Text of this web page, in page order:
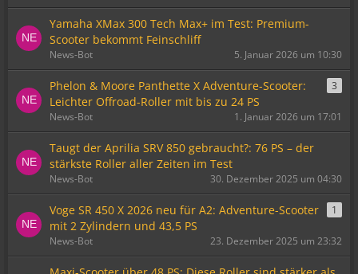
Yamaha XMax 300 Tech Max+ im Test: Premium-
Scooter bekommt Feinschliff
News-Bot 5. Januar 2026 um 10:30
Phelon & Moore Panthette X Adventure-Scooter:
Leichter Offroad-Roller mit bis zu 24 PS
3
News-Bot 1. Januar 2026 um 17:01
Taugt der Aprilia SRV 850 gebraucht?: 76 PS – der
stärkste Roller aller Zeiten im Test
News-Bot 30. Dezember 2025 um 04:30
Voge SR 450 X 2026 neu für A2: Adventure-Scooter
mit 2 Zylindern und 43,5 PS
1
News-Bot 23. Dezember 2025 um 23:32